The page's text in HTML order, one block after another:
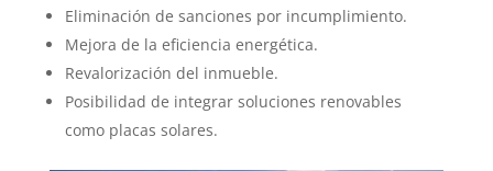
Eliminación de sanciones por incumplimiento.
Mejora de la eficiencia energética.
Revalorización del inmueble.
Posibilidad de integrar soluciones renovables
como placas solares.